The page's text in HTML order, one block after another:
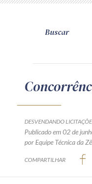
Guia de
DESVENDANDO
Publicado em 02 de
por Equipe Técnica da
COMPARTILHAR